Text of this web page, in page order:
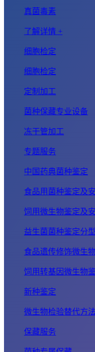
真菌毒素
了解详情 +
细胞检定
细胞检定
定制加工
菌种保藏专业设备
冻干管加工
专题服务
中国药典菌种鉴定
食品用菌种鉴定及
饲用微生物鉴定及
益生菌菌种鉴定分
食品遗传修饰微生
饲用转基因微生物
新种鉴定
微生物检验替代方
保藏服务